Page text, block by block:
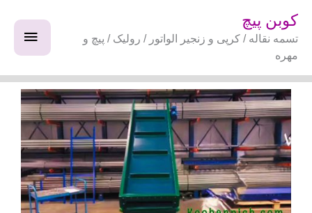
کوبن پیچ
تسمه نقاله / کرپی و زنجیر الواتور / رولیک / پیچ و
مهره